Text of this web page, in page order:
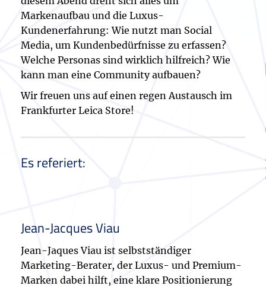
Markenaufbau und die Luxus-
Kundenerfahrung: Wie nutzt man Social
Media, um Kundenbedürfnisse zu erfassen?
Welche Personas sind wirklich hilfreich? Wie
kann man eine Community aufbauen?
Wir freuen uns auf einen regen Austausch im
Frankfurter Leica Store!
Es referiert:
Jean-Jacques Viau
Jean-Jaques Viau ist selbstständiger
Marketing-Berater, der Luxus- und Premium-
Marken dabei hilft, eine klare Positionierung